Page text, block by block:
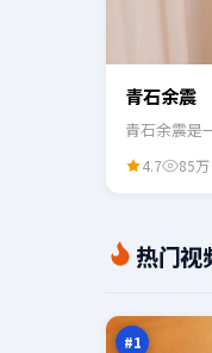
青石余震
青石余震是
4.7 85万
热门视
#1
暮
色